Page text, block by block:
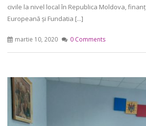
civile la nivel local în Republica Moldova,
Europeană și Fundatia [...]
martie 10, 2020 0 Comments